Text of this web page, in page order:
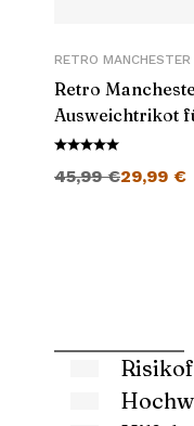
RETRO MANCHESTER
Retro
Ausweichtrikot
45,99€29,99 €